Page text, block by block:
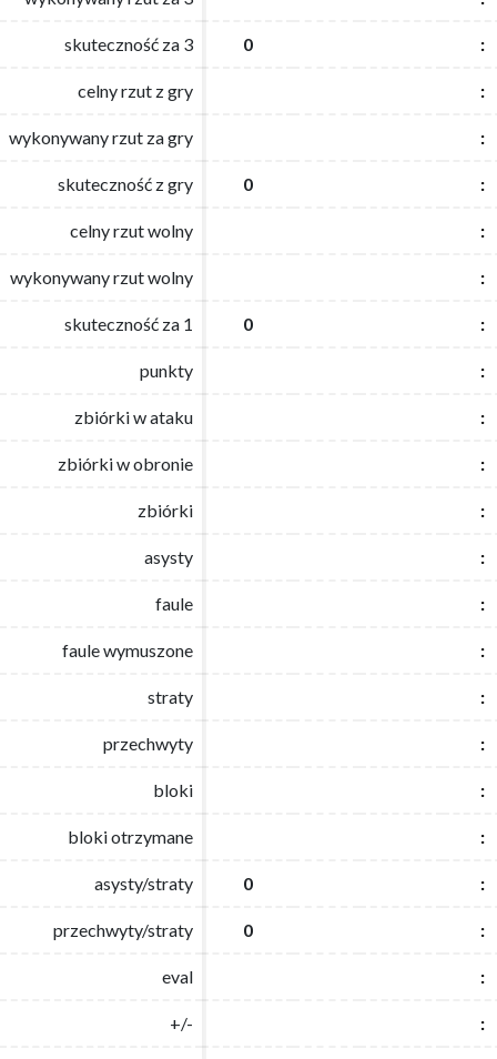
skuteczność za 3 0 :
celny rzut z gry :
wykonywany rzut za gry :
skuteczność z gry 0 :
celny rzut wolny :
wykonywany rzut wolny :
skuteczność za 1 0 :
punkty :
zbiórki w ataku :
zbiórki w obronie :
zbiórki :
asysty :
faule :
faule wymuszone :
straty :
przechwyty :
bloki :
bloki otrzymane :
asysty/straty 0 :
przechwyty/straty 0 :
eval :
+/- :
skuteczność za 3 0 :
celny rzut z gry :
wykonywany rzut za gry :
skuteczność z gry 0 :
celny rzut wolny :
wykonywany rzut wolny :
skuteczność za 1 0 :
punkty :
zbiórki w ataku :
zbiórki w obronie :
zbiórki :
asysty :
faule :
faule wymuszone :
straty :
przechwyty :
bloki :
bloki otrzymane :
asysty/straty 0 :
przechwyty/straty 0 :
eval :
+/- :